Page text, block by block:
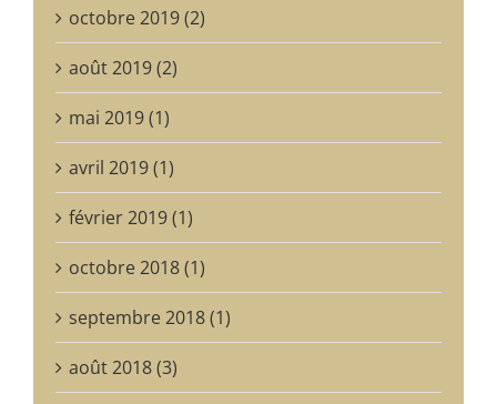
octobre 2019 (2)
août 2019 (2)
mai 2019 (1)
avril 2019 (1)
février 2019 (1)
octobre 2018 (1)
septembre 2018 (1)
août 2018 (3)